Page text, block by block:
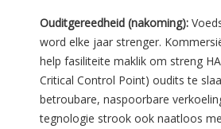
Ouditgereedheid (nakoming):
word elke jaar strenger.
help fasiliteite maklik om streng
Critical Control Point) oudits te
betroubare, naspoorbare
tegnologie strook ook naatloos